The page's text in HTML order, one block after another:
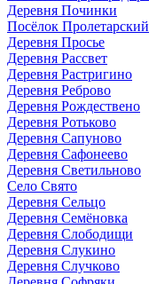
Деревня Починки
Посёлок Пролетарский
Деревня Просье
Деревня Рассвет
Деревня Растригино
Деревня Реброво
Деревня Рождествено
Деревня Ротьково
Деревня Сапуново
Деревня Сафонеево
Деревня Светильново
Село Свято
Деревня Сельцо
Деревня Семёновка
Деревня Слободищи
Деревня Слукино
Деревня Случково